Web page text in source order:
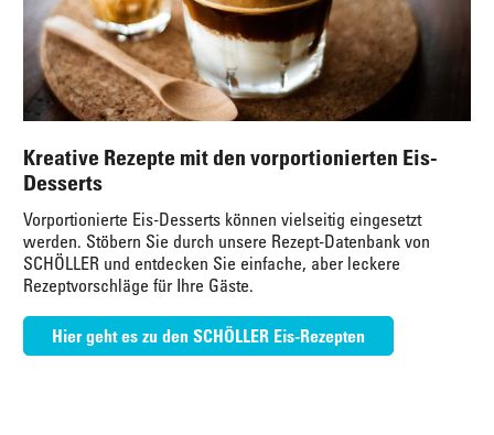
Kreative Rezepte mit den vorportionierten Eis-
Desserts
Vorportionierte Eis-Desserts können vielseitig eingesetzt
werden. Stöbern Sie durch unsere Rezept-Datenbank von
SCHÖLLER und entdecken Sie einfache, aber leckere
Rezeptvorschläge für Ihre Gäste.
Hier geht es zu den SCHÖLLER Eis-Rezepten